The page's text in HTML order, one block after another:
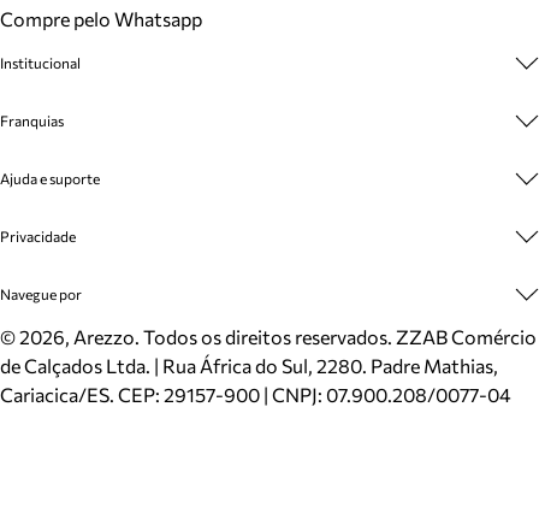
Compre pelo Whatsapp
Institucional
Cashback
Venda Corporativa
Mapa do Site
Inverno
Mundo Arezzo
Franquias
Plano de Negócio
Ajuda e suporte
Cadastro
Meus Pedidos
Trocas e Devoluções
Cartão Presente
Localizador de lojas
Privacidade
Politica e Privacidade
Navegue por
Sapatos
Bolsas
Scarpins
©2026, Arezzo. Todos os direitos reservados. ZZAB Comércio
de Calçados Ltda. | Rua África do Sul, 2280. Padre Mathias,
Cariacica/ES. CEP: 29157-900 | CNPJ: 07.900.208/0077-04